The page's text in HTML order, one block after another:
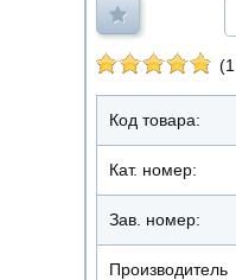
Код товара:
Кат. номер:
Зав. номер:
Производитель